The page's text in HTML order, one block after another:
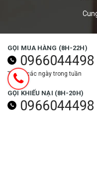
GỌI MUA HÀNG (8H-22H)
0966044498
Tất cả các ngày trong tuần
GỌI KHIẾU NẠI (8H-20H)
0966044498